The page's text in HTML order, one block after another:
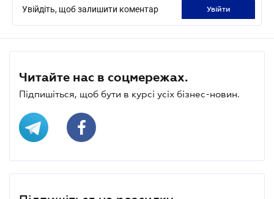
Увійдіть, щоб залишити коментар увійти
Читайте нас в соцмережах.
Підпишіться, щоб бути в курсі усіх бізнес-новин.